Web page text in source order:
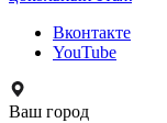
Вконтакте
YouTube
Ваш город